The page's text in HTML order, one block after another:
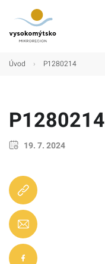
Úvod › P1280214
P1280214
19. 7. 2024
Úvod
Kontakt